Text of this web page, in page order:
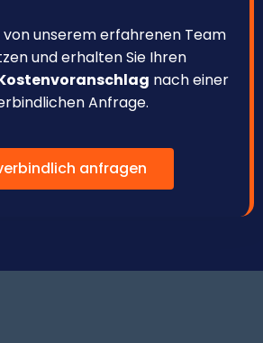
von unserem erfahrenen Team
und erhalten Sie Ihren
nach einer
Anfrage.
anfragen